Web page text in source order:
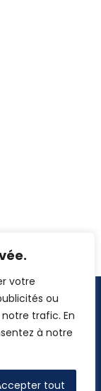
votre
ou
trafic. En
à notre
tout